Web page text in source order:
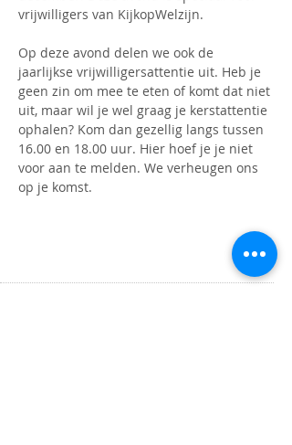
vrijwilligers van KijkopWelzijn.
Op deze avond delen we ook de
jaarlijkse vrijwilligersattentie uit. Heb je
geen zin om mee te eten of komt dat niet
uit, maar wil je wel graag je kerstattentie
ophalen? Kom dan gezellig langs tussen
16.00 en 18.00 uur. Hier hoef je je niet
voor aan te melden. We verheugen ons
op je komst.